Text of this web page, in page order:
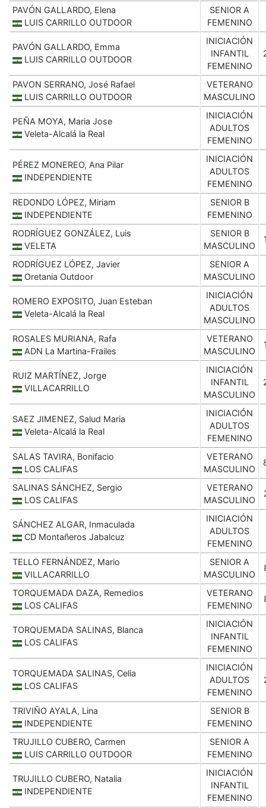
PAVÓN GALLARDO, Elena
LUIS CARRILLO OUTDOOR
SENIOR A
FEMENINO
PAVÓN GALLARDO, Emma
LUIS CARRILLO OUTDOOR
INICIACIÓN
INFANTIL
FEMENINO
PAVON SERRANO, José Rafael
LUIS CARRILLO OUTDOOR
VETERANO
MASCULINO
PEÑA MOYA, Maria Jose
Veleta-Alcalá la Real
INICIACIÓN
ADULTOS
FEMENINO
PÉREZ MONEREO, Ana Pilar
INDEPENDIENTE
INICIACIÓN
ADULTOS
FEMENINO
REDONDO LÓPEZ, Miriam
INDEPENDIENTE
SENIOR B
FEMENINO
RODRÍGUEZ GONZÁLEZ, Luis
VELETA
SENIOR B
MASCULINO
RODRÍGUEZ LÓPEZ, Javier
Oretania Outdoor
SENIOR A
MASCULINO
ROMERO EXPOSITO, Juan Esteban
Veleta-Alcalá la Real
INICIACIÓN
ADULTOS
MASCULINO
ROSALES MURIANA, Rafa
ADN La Martina-Frailes
VETERANO
MASCULINO
RUIZ MARTÍNEZ, Jorge
VILLACARRILLO
INICIACIÓN
INFANTIL
MASCULINO
SAEZ JIMENEZ, Salud Maria
Veleta-Alcalá la Real
INICIACIÓN
ADULTOS
FEMENINO
SALAS TAVIRA, Bonifacio
LOS CALIFAS
VETERANO
MASCULINO
SALINAS SÁNCHEZ, Sergio
LOS CALIFAS
VETERANO
MASCULINO
SÁNCHEZ ALGAR, Inmaculada
CD Montañeros Jabalcuz
INICIACIÓN
ADULTOS
FEMENINO
TELLO FERNÁNDEZ, Mario
VILLACARRILLO
SENIOR A
MASCULINO
TORQUEMADA DAZA, Remedios
LOS CALIFAS
VETERANO
FEMENINO
TORQUEMADA SALINAS, Blanca
LOS CALIFAS
INICIACIÓN
INFANTIL
FEMENINO
TORQUEMADA SALINAS, Celia
LOS CALIFAS
INICIACIÓN
ADULTOS
FEMENINO
TRIVIÑO AYALA, Lina
INDEPENDIENTE
SENIOR B
FEMENINO
TRUJILLO CUBERO, Carmen
LUIS CARRILLO OUTDOOR
SENIOR A
FEMENINO
TRUJILLO CUBERO, Natalia
INDEPENDIENTE
INICIACIÓN
INFANTIL
FEMENINO